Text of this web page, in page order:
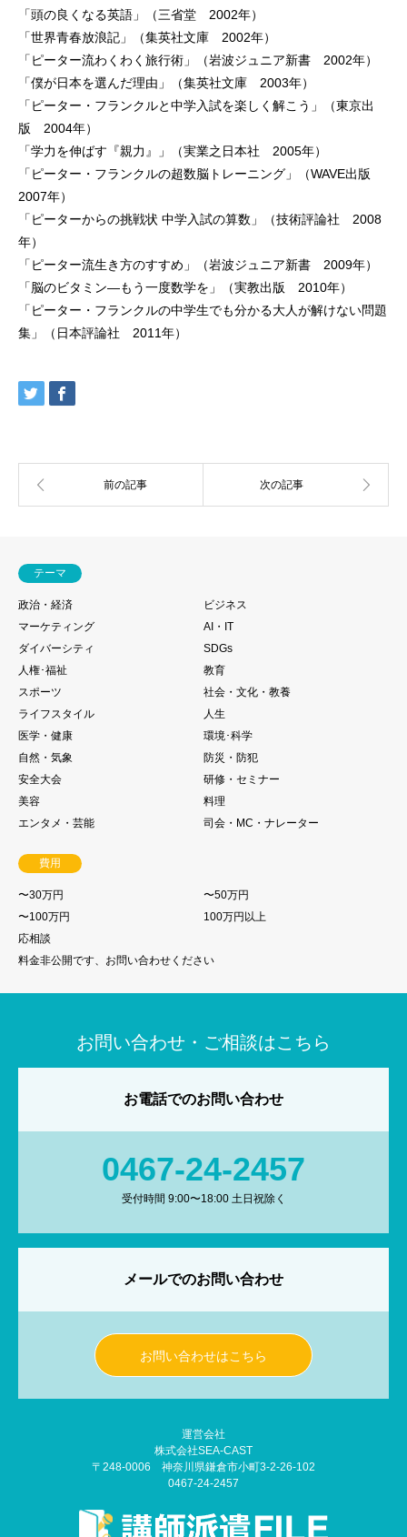
「頭の良くなる英語」（三省堂 2002年）
「世界青春放浪記」（集英社文庫 2002年）
「ピーター流わくわく旅行術」（岩波ジュニア新書 2002年）
「僕が日本を選んだ理由」（集英社文庫 2003年）
「ピーター・フランクルと中学入試を楽しく解こう」（東京出
版 2004年）
「学力を伸ばす『親力』」（実業之日本社 2005年）
「ピーター・フランクルの超数脳トレーニング」（WAVE出版
2007年）
「ピーターからの挑戦状 中学入試の算数」（技術評論社 2008
年）
「ピーター流生き方のすすめ」（岩波ジュニア新書 2009年）
「脳のビタミン―もう一度数学を」（実教出版 2010年）
「ピーター・フランクルの中学生でも分かる大人が解けない問題
集」（日本評論社 2011年）
テーマ
政治・経済
ビジネス
マーケティング
AI・IT
ダイバーシティ
SDGs
人権･福祉
教育
スポーツ
社会・文化・教養
ライフスタイル
人生
医学・健康
環境･科学
自然・気象
防災・防犯
安全大会
研修・セミナー
美容
料理
エンタメ・芸能
司会・MC・ナレーター
費用
〜30万円
〜50万円
〜100万円
100万円以上
応相談
料金非公開です、お問い合わせください
お問い合わせ・ご相談はこちら
お電話でのお問い合わせ
0467-24-2457
受付時間 9:00〜18:00 土日祝除く
メールでのお問い合わせ
お問い合わせはこちら
運営会社
株式会社SEA-CAST
〒248-0006 神奈川県鎌倉市小町3-2-26-102
0467-24-2457